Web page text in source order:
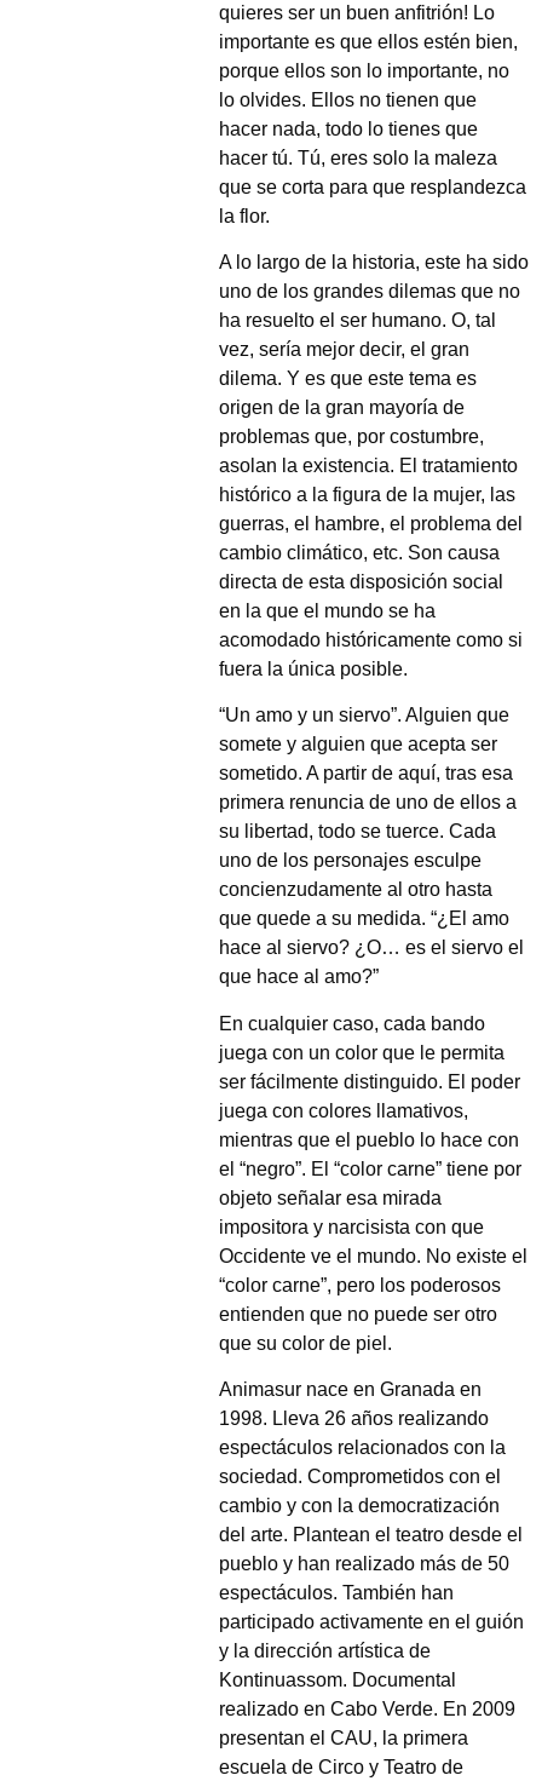
quieres ser un buen anfitrión! Lo
importante es que ellos estén bien,
porque ellos son lo importante, no
lo olvides. Ellos no tienen que
hacer nada, todo lo tienes que
hacer tú. Tú, eres solo la maleza
que se corta para que resplandezca
la flor.
A lo largo de la historia, este ha sido
uno de los grandes dilemas que no
ha resuelto el ser humano. O, tal
vez, sería mejor decir, el gran
dilema. Y es que este tema es
origen de la gran mayoría de
problemas que, por costumbre,
asolan la existencia. El tratamiento
histórico a la figura de la mujer, las
guerras, el hambre, el problema del
cambio climático, etc. Son causa
directa de esta disposición social
en la que el mundo se ha
acomodado históricamente como si
fuera la única posible.
“Un amo y un siervo”. Alguien que
somete y alguien que acepta ser
sometido. A partir de aquí, tras esa
primera renuncia de uno de ellos a
su libertad, todo se tuerce. Cada
uno de los personajes esculpe
concienzudamente al otro hasta
que quede a su medida. “¿El amo
hace al siervo? ¿O… es el siervo el
que hace al amo?”
En cualquier caso, cada bando
juega con un color que le permita
ser fácilmente distinguido. El poder
juega con colores llamativos,
mientras que el pueblo lo hace con
el “negro”. El “color carne” tiene por
objeto señalar esa mirada
impositora y narcisista con que
Occidente ve el mundo. No existe el
“color carne”, pero los poderosos
entienden que no puede ser otro
que su color de piel.
Animasur nace en Granada en
1998. Lleva 26 años realizando
espectáculos relacionados con la
sociedad. Comprometidos con el
cambio y con la democratización
del arte. Plantean el teatro desde el
pueblo y han realizado más de 50
espectáculos. También han
participado activamente en el guión
y la dirección artística de
Kontinuassom. Documental
realizado en Cabo Verde. En 2009
presentan el CAU, la primera
escuela de Circo y Teatro de